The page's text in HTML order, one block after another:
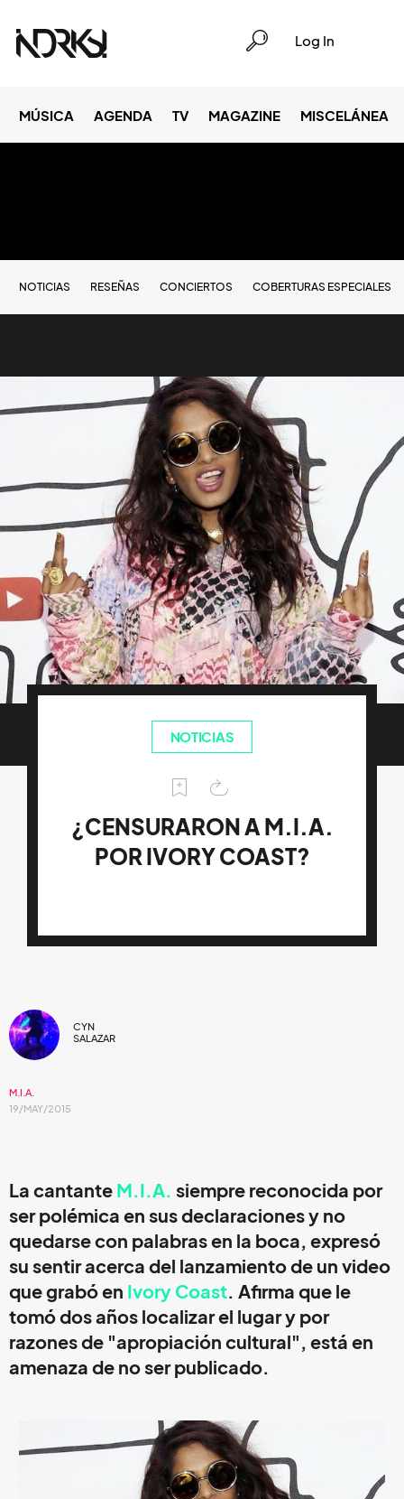
Log In
MÚSICA AGENDA TV MAGAZINE MISCELÁNEA
NOTICIAS RESEÑAS CONCIERTOS COBERTURAS ESPECIALES
NOTICIAS
¿CENSURARON A M.I.A.
POR IVORY COAST?
CYN
SALAZAR
M.I.A.
19/MAY/2015
La cantante M.I.A. siempre reconocida por
ser polémica en sus declaraciones y no
quedarse con palabras en la boca, expresó
su sentir acerca del lanzamiento de un video
que grabó en Ivory Coast. Afirma que le
tomó dos años localizar el lugar y por
razones de "apropiación cultural", está en
amenaza de no ser publicado.